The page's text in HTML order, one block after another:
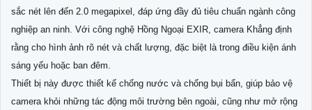
sắc nét lên đến 2.0 megapixel, đáp ứng đầy đủ tiêu chuẩn ngành công
nghiệp an ninh. Với công nghệ Hồng Ngoại EXIR, camera Khẳng định
rằng cho hình ảnh rõ nét và chất lượng, đặc biệt là trong điều kiện ánh
sáng yếu hoặc ban đêm.
Thiết bị này được thiết kế chống nước và chống bụi bẩn, giúp bảo vệ
camera khỏi những tác động môi trường bên ngoài, cũng như mở rộng